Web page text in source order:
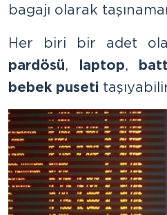
bagajı olarak
Her biri bir adet
pardösü, laptop,
bebek puseti